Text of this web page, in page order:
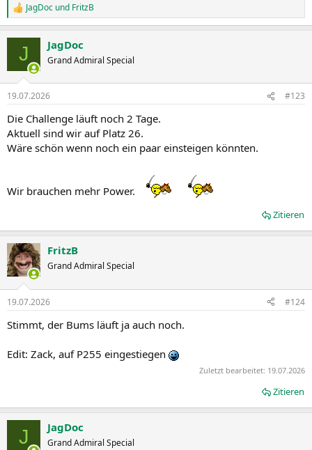
R
e
e
:
JagDoc und FritzB
J JagDoc
Grand Admiral Special
19.07.2026 #123
Die Challenge läuft noch 2 Tage.
Aktuell sind wir auf Platz 26.
Wäre schön wenn noch ein paar einsteigen könnten.
Wir brauchen mehr Power.
Zitieren
FritzB
Grand Admiral Special
19.07.2026 #124
Stimmt, der Bums läuft ja auch noch.
Edit: Zack, auf P255 eingestiegen
Zuletzt bearbeitet: 19.07.2026
Zitieren
J JagDoc
Grand Admiral Special